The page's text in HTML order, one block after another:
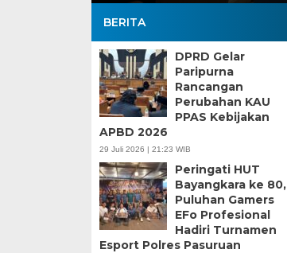
BERITA
DPRD Gelar
Paripurna
Rancangan
Perubahan KAU
PPAS Kebijakan
APBD 2026
29 Juli 2026 | 21:23 WIB
Peringati HUT
Bayangkara ke 80,
Puluhan Gamers
EFo Profesional
Hadiri Turnamen
Esport Polres Pasuruan